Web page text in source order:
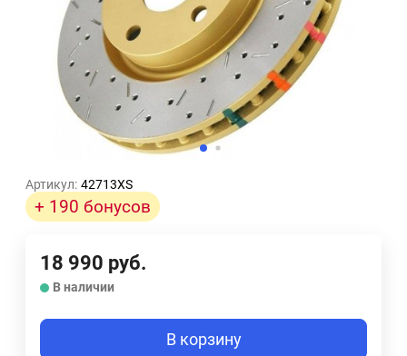
Артикул: 42713XS
+ 190 бонусов
18 990 руб.
В наличии
В корзину